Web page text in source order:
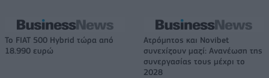
Το FIAT 500 Hybrid τώρα από
18.990 ευρώ
Ατρόμητος και Novibet
συνεχίζουν μαζί: Ανανέωση της
συνεργασίας τους μέχρι το
2028